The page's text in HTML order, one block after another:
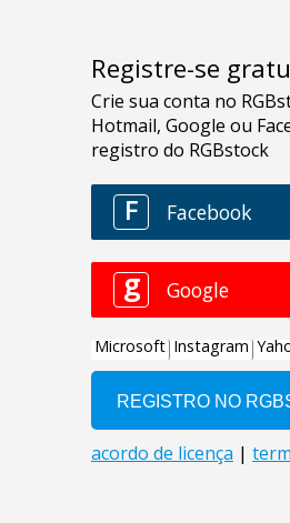
Registre-se